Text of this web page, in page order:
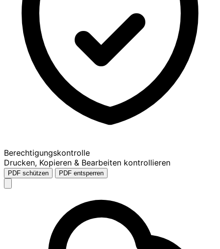
Berechtigungskontrolle
Drucken, Kopieren & Bearbeiten kontrollieren
PDF schützen PDF entsperren